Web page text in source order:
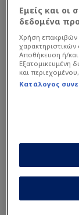
ομάδα.
ανδρώθηκε
που κάθε
στα
στόχο.
Εμείς και οι
δεδομένα
Χρήση
χαρακτηριστικών
Αποθήκευση ή/
Εξατομικευμένη
και
Κατάλογος